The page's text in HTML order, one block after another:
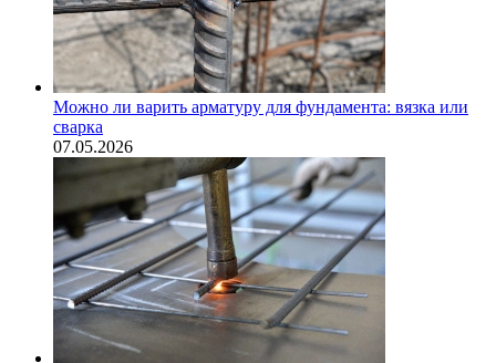
Можно ли варить арматуру для фундамента: вязка или
сварка
07.05.2026